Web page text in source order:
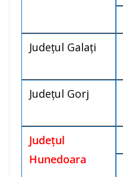
Judeţul Galaţi
Judeţul Gorj
Judeţul
Hunedoara